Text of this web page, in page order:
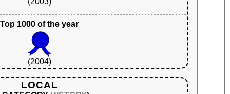
Top 1000 of the year
(2004)
LOCAL